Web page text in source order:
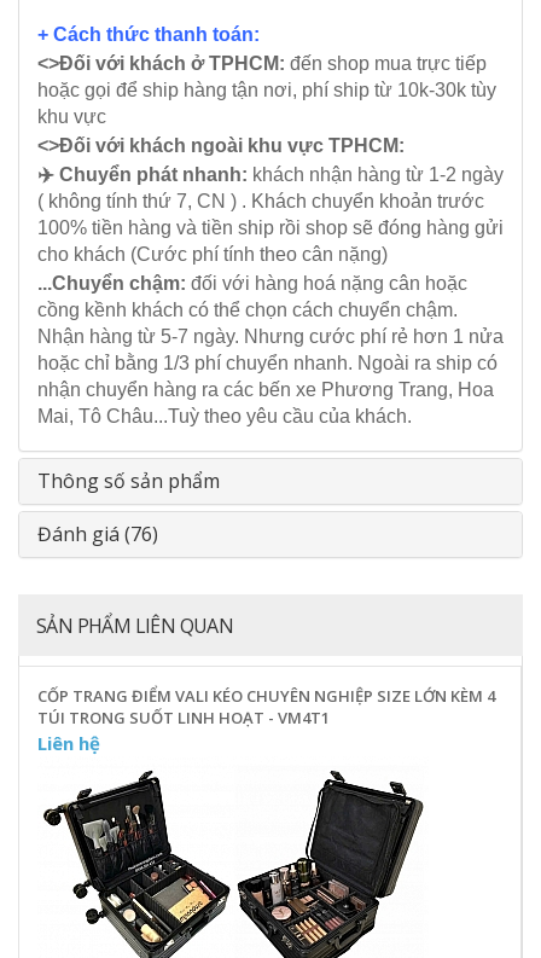
+ Cách thức thanh toán:
<>Đối với khách ở TPHCM: đến shop mua trực tiếp
hoặc gọi để ship hàng tận nơi, phí ship từ 10k-30k tùy
khu vực
<>Đối với khách ngoài khu vực TPHCM:
✈️ Chuyển phát nhanh: khách nhận hàng từ 1-2 ngày
( không tính thứ 7, CN ) . Khách chuyển khoản trước
100% tiền hàng và tiền ship rồi shop sẽ đóng hàng gửi
cho khách (Cước phí tính theo cân nặng)
...Chuyển chậm: đối với hàng hoá nặng cân hoặc
cồng kềnh khách có thể chọn cách chuyển chậm.
Nhận hàng từ 5-7 ngày. Nhưng cước phí rẻ hơn 1 nửa
hoặc chỉ bằng 1/3 phí chuyển nhanh. Ngoài ra ship có
nhận chuyển hàng ra các bến xe Phương Trang, Hoa
Mai, Tô Châu...Tuỳ theo yêu cầu của khách.
Thông số sản phẩm
Đánh giá (76)
SẢN PHẨM LIÊN QUAN
CỐP TRANG ĐIỂM VALI KÉO CHUYÊN NGHIỆP SIZE LỚN KÈM 4
TÚI TRONG SUỐT LINH HOẠT - VM4T1
Liên hệ